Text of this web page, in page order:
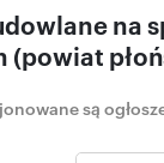
na
(powiat
są